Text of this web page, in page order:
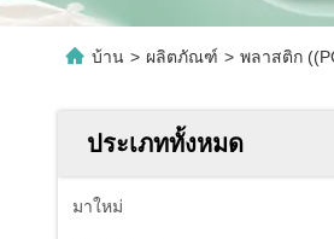
บ้าน > ผลิตภัณฑ์ > พลาสติก
ประเภททั้งหมด
มาใหม่